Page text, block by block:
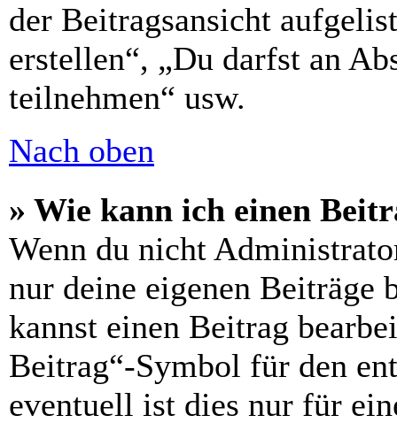
der Beitragsansicht
erstellen“, „Du darfst an
teilnehmen“ usw.
Nach oben
» Wie kann ich einen
Wenn du nicht
nur deine eigenen Beiträge
kannst einen Beitrag
Beitrag“-Symbol für den
eventuell ist dies nur für